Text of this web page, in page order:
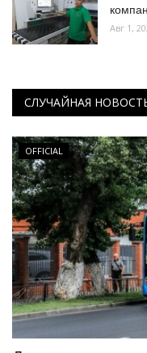
Авг 1,
СЛУЧАЙНАЯ
OFFICIAL